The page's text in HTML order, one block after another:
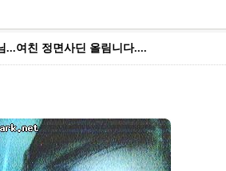
...여친 정면사딘 올림니다....